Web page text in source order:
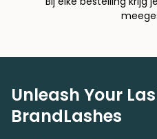
Unleash Your
BrandLashes